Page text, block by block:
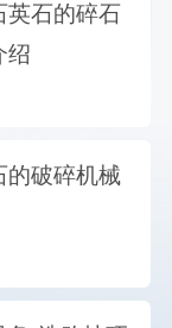
英石的碎石
绍
的破碎机械